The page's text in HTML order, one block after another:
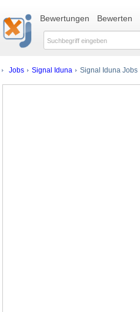
Bewertungen Bewerten
Jobs Signal Iduna Signal Iduna Jobs